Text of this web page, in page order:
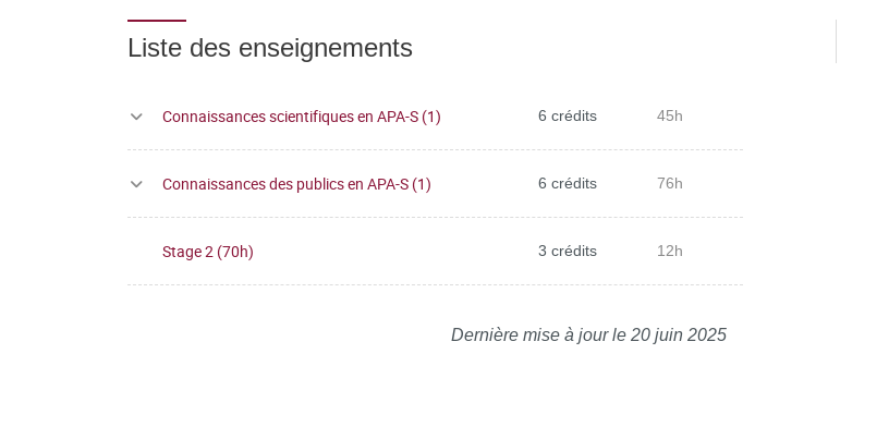
Liste des enseignements
Connaissances scientifiques en APA-S (1) 6 crédits 45h
Connaissances des publics en APA-S (1) 6 crédits 76h
Stage 2 (70h) 3 crédits 12h
Dernière mise à jour le 20 juin 2025